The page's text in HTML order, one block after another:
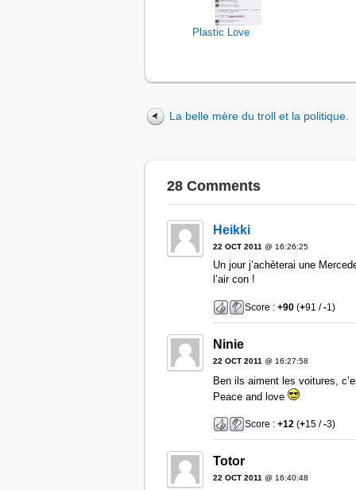
Plastic Love
La belle mère du troll et la politique.
28 Comments
Heikki
22 OCT 2011 @ 16:26:25
Un jour j’achèterai une
l’air con !
Score : +90(+91 /-1)
Ninie
22 OCT 2011 @ 16:27:58
Ben ils aiment les voitures,
Peace and love
Score : +12(+15 /-3)
Totor
22 OCT 2011 @ 16:40:48